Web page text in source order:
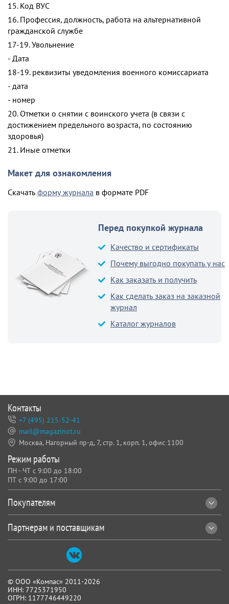
15. Код ВУС
16. Профессия, должность, работа на альтернативной
гражданской службе
17-19. Увольнение
- Дата
18-19. реквизиты уведомления военного комиссариата
- дата
- номер
20. Отметки о снятии с воинского учета (в связи с
достижением предельного возраста, по состоянию
здоровья)
21. Иные отметки
Макет для ознакомления
Скачать форму журнала в формате PDF
Перед покупкой журнала
Качество и сертификаты
Почему выгодно покупать у нас
Как заказать и получить
Как сделать заказ на заказной
журнал
Каталог журналов
© ООО «Компас» 2011-2026
ИНН: 7725371950
ОГРН: 1177746449220
Покупателям
Партнерам и поставщикам
Контакты
+7 (495) 215-52-41
mail@magazinot.ru
Москва, Нагорный пр-д, 7, стр. 1, корп. 1, офис 1100
Режим работы
ПН - ЧТ с 9:00 до 18:00
ПТ с 9:00 до 17:00